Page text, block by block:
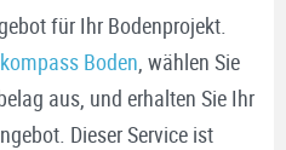
für Ihr Bodenprojekt.
Boden , wählen Sie
aus, und erhalten Sie Ihr
Dieser Service ist